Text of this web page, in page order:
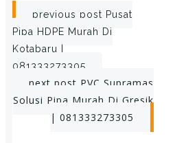
Post
navigation
previous post Pusat
Pipa HDPE Murah Di
Kotabaru |
081333273305
Post
navigation
next post PVC Supramas
Solusi Pipa Murah Di Gresik
| 081333273305